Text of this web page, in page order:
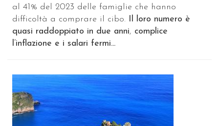
al 41% del 2023 delle famiglie che hanno
difficoltà a comprare il cibo.
Il loro numero è
quasi raddoppiato in due anni, complice
l’inflazione e i salari fermi...